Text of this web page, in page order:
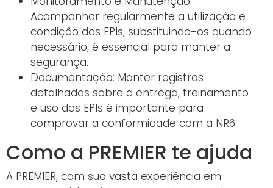
Acompanhar regularmente a utilização e
condição dos EPIs, substituindo-os quando
necessário, é essencial para manter a
segurança.
Documentação: Manter registros
detalhados sobre a entrega, treinamento
e uso dos EPIs é importante para
comprovar a conformidade com a NR6.
Como a PREMIER te ajuda
A PREMIER, com sua vasta experiência em